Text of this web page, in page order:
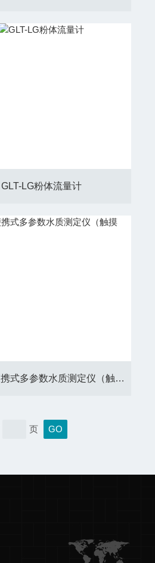
GLT-LG粉体流量计
GLT-SZ便携式多参数水质测定仪（触摸屏）
页